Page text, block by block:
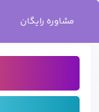
مشاوره رایگان
/ ﻫﺰﯾﻨﻪ کلاس ielts